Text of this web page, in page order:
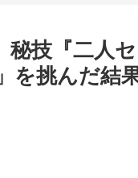
秘技『二人
を挑んだ結